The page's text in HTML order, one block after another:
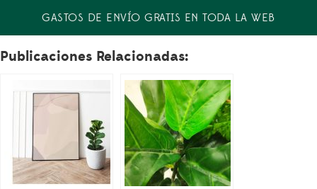
GASTOS DE ENVÍO GRATIS EN TODA LA WEB
Publicaciones Relacionadas: